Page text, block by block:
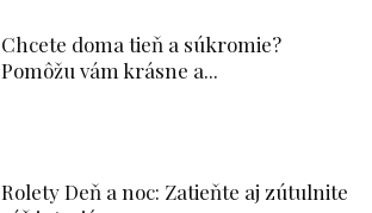
Chcete doma tieň a súkromie?
Pomôžu vám krásne a...
Rolety Deň a noc: Zatieňte aj zútulnite